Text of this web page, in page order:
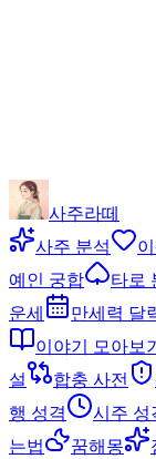
사주라떼
사주 분석
예인 궁합
타로
운세
만세력 달
이야기 모아보기
설
합충 사전
행 성격
시주 성
는법
꿈해몽